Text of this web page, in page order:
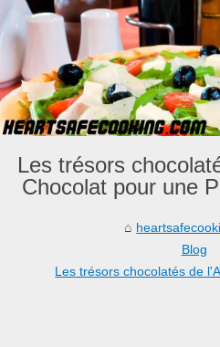
Les trésors
Chocolat pour une
Blog
Les trésors chocolatés de